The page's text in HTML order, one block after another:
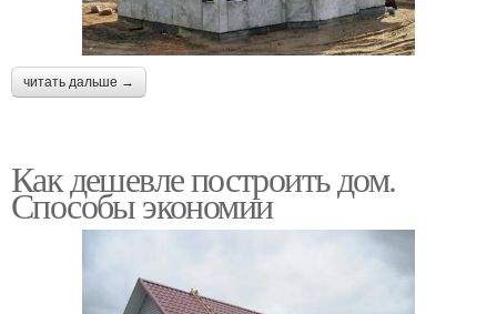
читать дальше →
Как дешевле построить дом.
Способы экономии